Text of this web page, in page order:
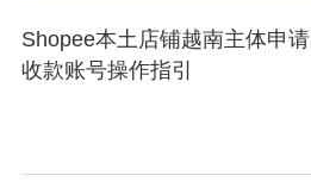
Shopee本土店铺越南主体申请
收款账号操作指引